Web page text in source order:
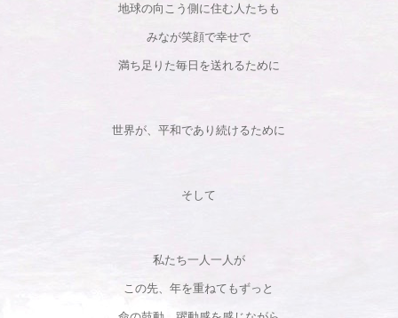
地球の向こう側に住む人たちも
みなが笑顔で幸せで
満ち足りた毎日を送れるために
世界が、平和であり続けるために
そして
私たち一人一人が
この先、年を重ねてもずっと